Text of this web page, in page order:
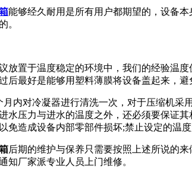
能够经久耐用是所有用户都期望的，设备
。
置于温度稳定的环境中，我们的经验温度
后最好是能够用塑料薄膜将设备盖起来，
对冷凝器进行清洗一次，对于压缩机采
水压力与进水的温度之外，还必须要保证
免造成设备内部零部件损坏;禁止设定的温
后期的维护与保养只需要按照上述所说的
知厂家派专业人员上门维修。